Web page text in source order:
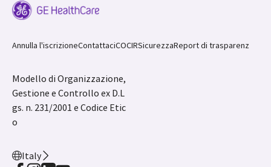
Annulla l'iscrizioneContattaciCOCIRSicurezzaReport di trasparenz
Modello di Organizzazione,
Gestione e Controllo ex D.L
gs. n. 231/2001 e Codice Etic
o
Italy